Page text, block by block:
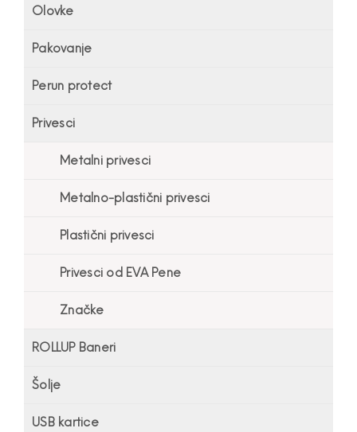
Olovke
Pakovanje
Perun protect
Privesci
Metalni privesci
Metalno-plastični privesci
Plastični privesci
Privesci od EVA Pene
Značke
ROLLUP Baneri
Šolje
USB kartice